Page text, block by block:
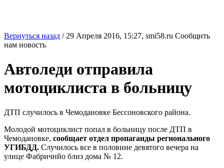
Вернуться назад / 29 Апреля 2016, 15:27, smi58.ru Сообщить
нам новость
Автоледи отправила
мотоциклиста в больницу
ДТП случилось в Чемодановке Бессоновского района.
Молодой мотоциклист попал в больницу после ДТП в
Чемодановке, сообщает отдел пропаганды регионального
УГИБДД. Случилось все в половине девятого вечера на
улице Фабричнйо близ дома № 12.